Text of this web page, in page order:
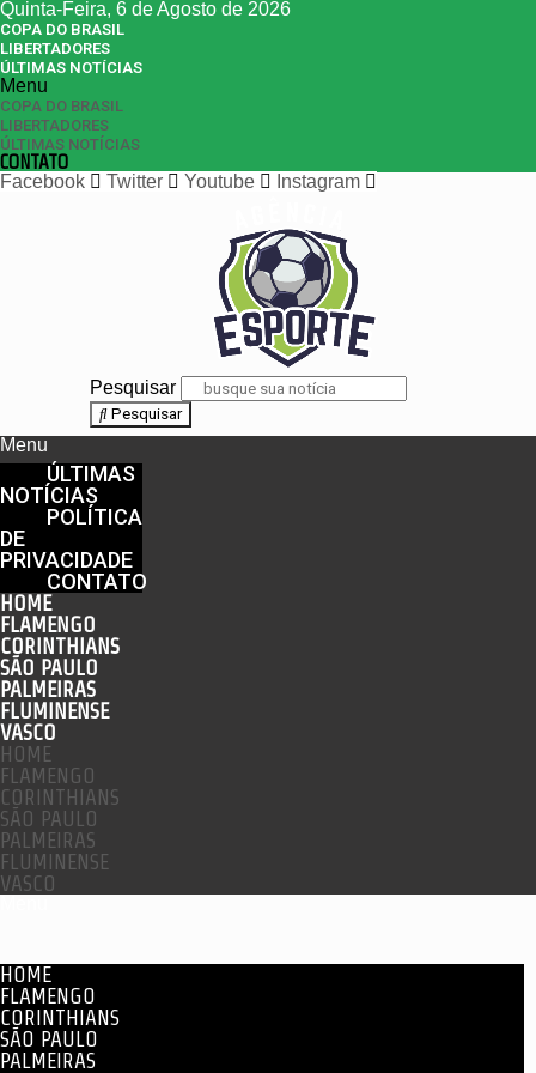
Quinta-Feira, 6 de Agosto de 2026
COPA DO BRASIL
LIBERTADORES
ÚLTIMAS NOTÍCIAS
Menu
COPA DO BRASIL
LIBERTADORES
ÚLTIMAS NOTÍCIAS
CONTATO
Facebook
Twitter Youtube Instagram
Pesquisar
Pesquisar
Menu
ÚLTIMAS
NOTÍCIAS
POLÍTICA
DE
PRIVACIDADE
CONTATO
HOME
FLAMENGO
CORINTHIANS
SÃO PAULO
PALMEIRAS
FLUMINENSE
VASCO
HOME
FLAMENGO
CORINTHIANS
SÃO PAULO
PALMEIRAS
FLUMINENSE
VASCO
HOME
FLAMENGO
CORINTHIANS
SÃO PAULO
PALMEIRAS